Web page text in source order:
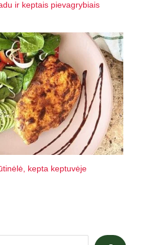
ir keptais pievagrybiais
kepta keptuvėje